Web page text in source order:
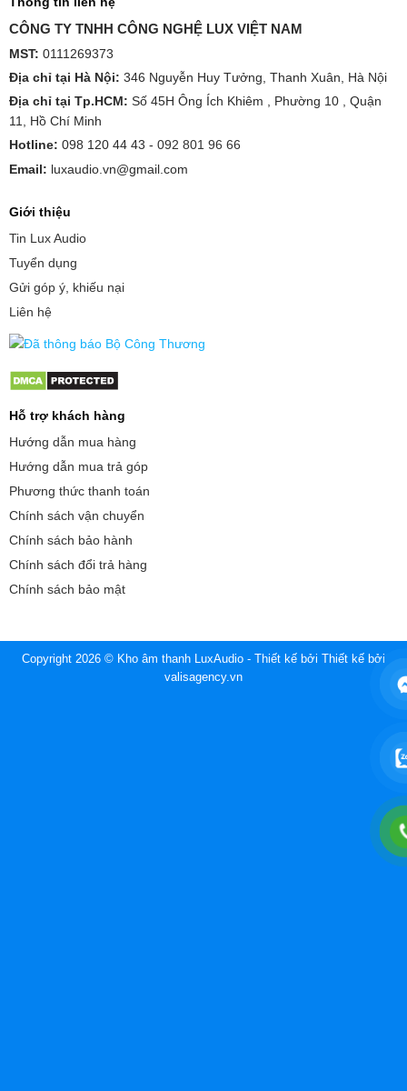
CÔNG TY TNHH CÔNG NGHỆ LUX VIỆT NAM
MST: 0111269373
Địa chỉ tại Hà Nội: 346 Nguyễn Huy Tưởng, Thanh Xuân, Hà Nội
Địa chỉ tại Tp.HCM: Số 45H Ông Ích Khiêm , Phường 10 , Quận
11, Hồ Chí Minh
Hotline: 098 120 44 43 - 092 801 96 66
Email: luxaudio.vn@gmail.com
Giới thiệu
Tin Lux Audio
Tuyển dụng
Gửi góp ý, khiếu nại
Liên hệ
Hỗ trợ khách hàng
Hướng dẫn mua hàng
Hướng dẫn mua trả góp
Phương thức thanh toán
Chính sách vận chuyển
Chính sách bảo hành
Chính sách đổi trả hàng
Chính sách bảo mật
Copyright 2026 © Kho âm thanh LuxAudio - Thiết kế bởi Thiết kế bởi
valisagency.vn